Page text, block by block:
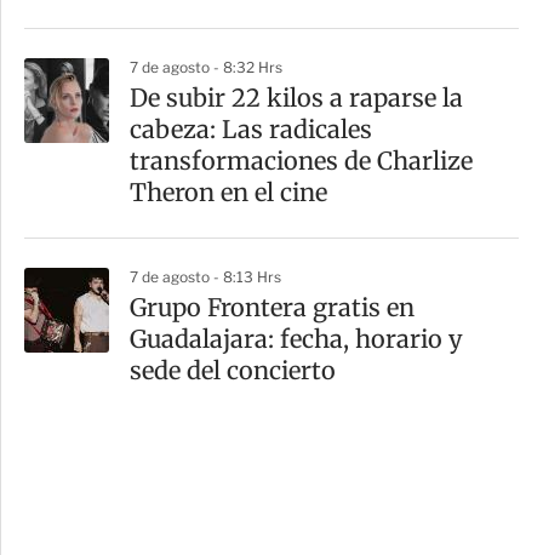
7 de agosto - 8:32 Hrs
De subir 22 kilos a raparse la
cabeza: Las radicales
transformaciones de Charlize
Theron en el cine
7 de agosto - 8:13 Hrs
Grupo Frontera gratis en
Guadalajara: fecha, horario y
sede del concierto